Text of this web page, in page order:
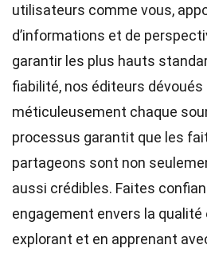
utilisateurs comme vous,
d’informations et de
garantir les plus hauts
fiabilité, nos éditeurs
méticuleusement chaque
processus garantit que les
partageons sont non
aussi crédibles. Faites
engagement envers la qualité
explorant et en apprenant